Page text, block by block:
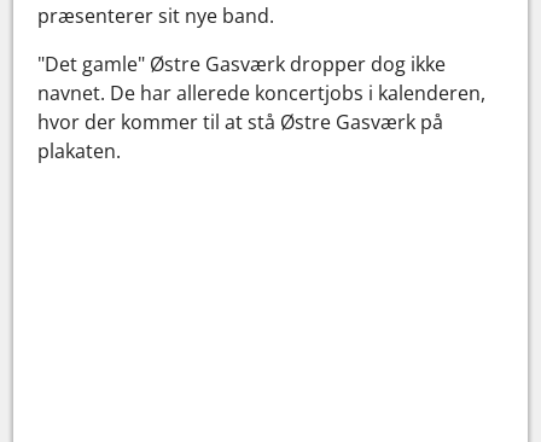
præsenterer sit nye band.
"Det gamle" Østre Gasværk dropper dog ikke
navnet. De har allerede koncertjobs i kalenderen,
hvor der kommer til at stå Østre Gasværk på
plakaten.